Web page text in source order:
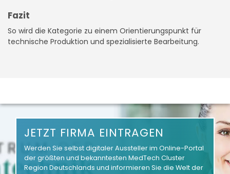
Fazit
So wird die Kategorie zu einem Orientierungspunkt für
technische Produktion und spezialisierte Bearbeitung.
JETZT FIRMA EINTRAGEN
Werden Sie selbst digitaler Aussteller im Online-Portal
der größten und bekanntesten MedTech Cluster
Region Deutschlands und informieren Sie die Welt der